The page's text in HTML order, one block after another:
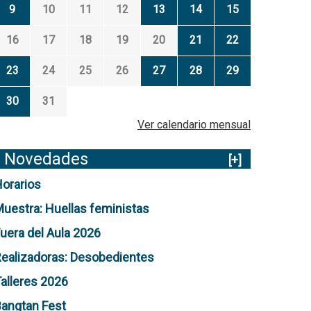
9 10 11 12 13 14 15
16 17 18 19 20 21 22
23 24 25 26 27 28 29
30
31
Ver calendario mensual
Novedades
[+]
Huellas feministas
del Aula 2026
Desobedientes
2026
Fest